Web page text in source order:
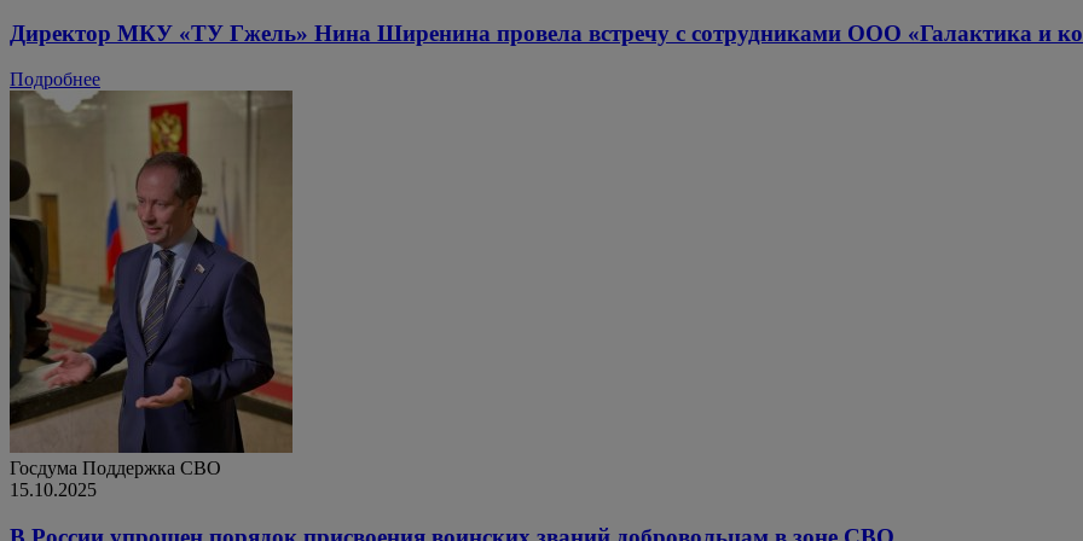
Директор МКУ «ТУ Гжель» Нина Ширенина провела встречу с сотрудниками ООО «Галактика и
Подробнее
Госдума Поддержка СВО
15.10.2025